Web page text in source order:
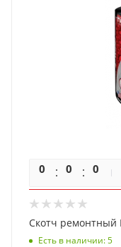
0 0 0
Скотч ремонтный
Есть в наличии: 5